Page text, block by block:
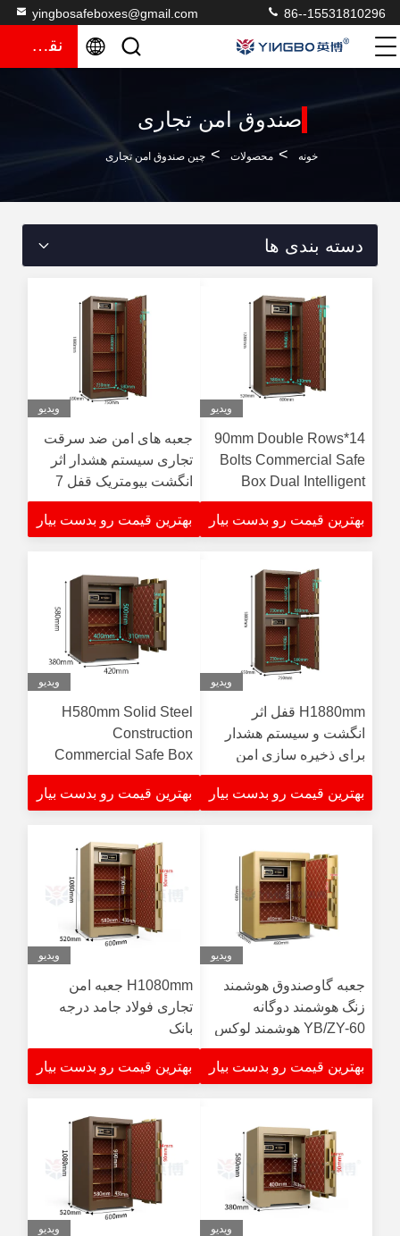
yingbosafeboxes@gmail.com 86--15531810296
نقل قول
صندوق امن تجاری
خونه > محصولات > چین صندوق امن تجاری
دسته بندی ها
ویدیو
14*90mm Double Rows
Bolts Commercial Safe
Box Dual Intelligent
Alarm and Hidden Box
بهترین قیمت رو بدست بیار
ویدیو
جعبه های امن ضد سرقت
تجاری سیستم هشدار اثر
انگشت بیومتریک قفل 7
راه باز
بهترین قیمت رو بدست بیار
ویدیو
H1880mm قفل اثر
انگشت و سیستم هشدار
برای ذخیره سازی امن
بهترین قیمت رو بدست بیار
ویدیو
H580mm Solid Steel
Construction
Commercial Safe Box
Adjustable Shelves For
Bank Security
بهترین قیمت رو بدست بیار
ویدیو
جعبه گاوصندوق هوشمند
زنگ هوشمند دوگانه
YB/ZY-60 هوشمند لوکس
برای امنیت با چرم رول
نرم استریو سه بعدی
بهترین قیمت رو بدست بیار
ویدیو
H1080mm جعبه امن
تجاری فولاد جامد درجه
بانک
بهترین قیمت رو بدست بیار
ویدیو ویدیو